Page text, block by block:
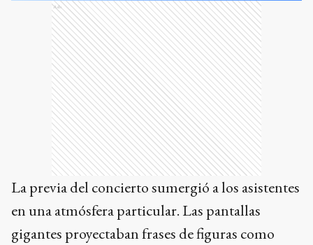
Ads
La previa del concierto sumergió a los asistentes
en una atmósfera particular. Las pantallas
gigantes proyectaban frases de figuras como